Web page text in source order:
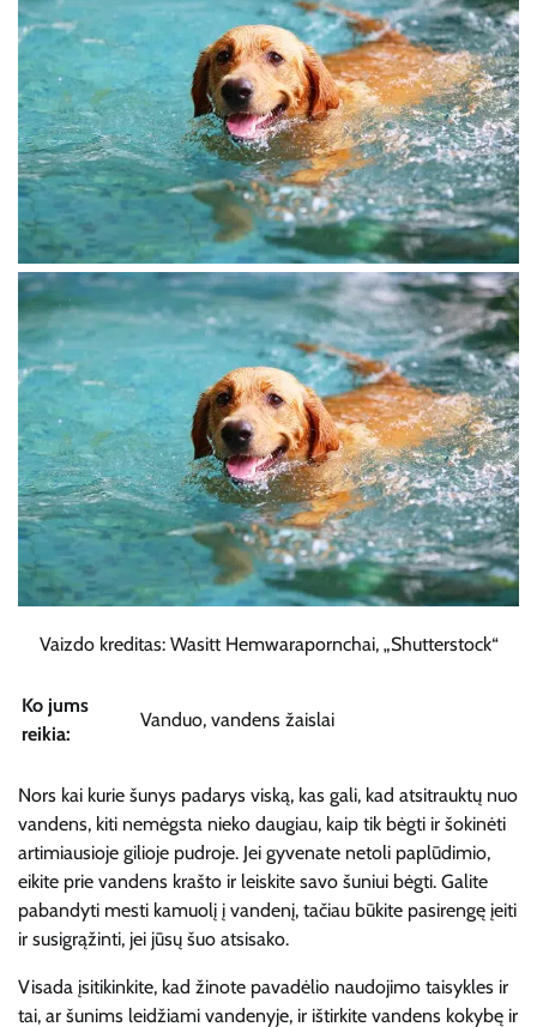
Vaizdo kreditas: Wasitt Hemwarapornchai, „Shutterstock“
Ko jums
reikia:
Vanduo, vandens žaislai
Nors kai kurie šunys padarys viską, kas gali, kad atsitrauktų nuo
vandens, kiti nemėgsta nieko daugiau, kaip tik bėgti ir šokinėti
artimiausioje gilioje pudroje. Jei gyvenate netoli paplūdimio,
eikite prie vandens krašto ir leiskite savo šuniui bėgti. Galite
pabandyti mesti kamuolį į vandenį, tačiau būkite pasirengę įeiti
ir susigrąžinti, jei jūsų šuo atsisako.
Visada įsitikinkite, kad žinote pavadėlio naudojimo taisykles ir
tai, ar šunims leidžiami vandenyje, ir ištirkite vandens kokybę ir